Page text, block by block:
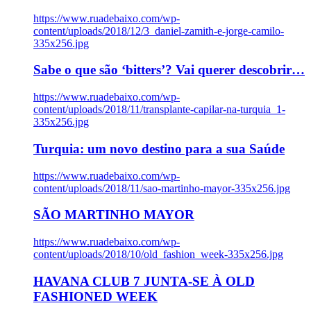
https://www.ruadebaixo.com/wp-
content/uploads/2018/12/3_daniel-zamith-e-jorge-camilo-
335x256.jpg
Sabe o que são ‘bitters’? Vai querer descobrir…
https://www.ruadebaixo.com/wp-
content/uploads/2018/11/transplante-capilar-na-turquia_1-
335x256.jpg
Turquia: um novo destino para a sua Saúde
https://www.ruadebaixo.com/wp-
content/uploads/2018/11/sao-martinho-mayor-335x256.jpg
SÃO MARTINHO MAYOR
https://www.ruadebaixo.com/wp-
content/uploads/2018/10/old_fashion_week-335x256.jpg
HAVANA CLUB 7 JUNTA-SE À OLD
FASHIONED WEEK